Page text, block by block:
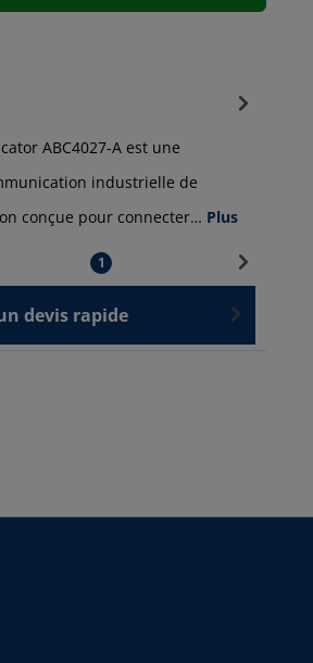
ABC4027-A est une
industrielle de
conçue pour connecter… Plus
1
devis rapide